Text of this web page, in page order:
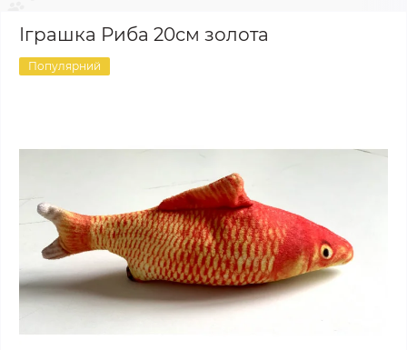
Іграшка Риба 20см золота
Популярний